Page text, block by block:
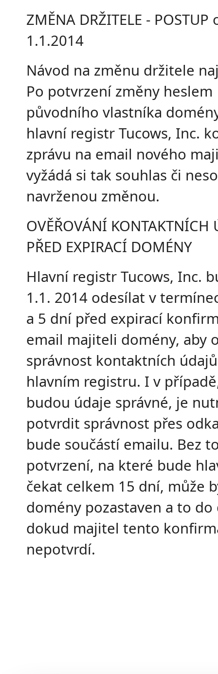
ZMĚNA DRŽITELE - POSTUP
1.1.2014
Návod na změnu držitele
Po potvrzení změny heslem
původního vlastníka
hlavní registr Tucows, Inc.
zprávu na email nového
vyžádá si tak souhlas či
navrženou změnou.
OVĚŘOVÁNÍ KONTAKTNÍCH
PŘED EXPIRACÍ DOMÉNY
Hlavní registr Tucows, Inc.
1.1. 2014 odesílat v
a 5 dní před expirací
email majiteli domény, aby
správnost kontaktních
hlavním registru. I v
budou údaje správné, je
potvrdit správnost přes
bude součástí emailu. Bez
potvrzení, na které bude
čekat celkem 15 dní, může
domény pozastaven a to do
dokud majitel tento
nepotvrdí.